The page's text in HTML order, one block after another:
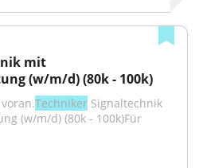
mit
(w/m/d) (80k - 100k)
Techniker Signaltechnik
(w/m/d) (80k - 100k)Für